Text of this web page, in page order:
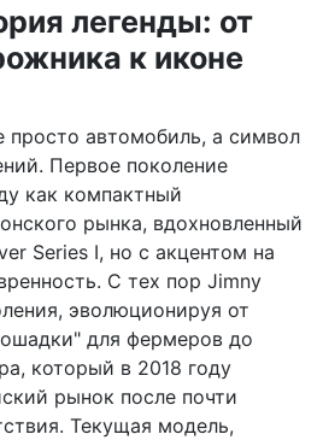
легенды: от
к иконе
просто автомобиль, а символ
Первое поколение
как компактный
рынка, вдохновленный
Series I, но с акцентом на
С тех пор Jimny
эволюционируя от
для фермеров до
который в 2018 году
рынок после почти
Текущая модель,